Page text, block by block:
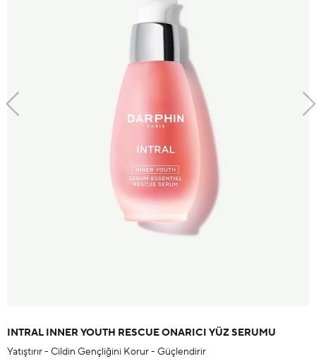
INTRAL INNER YOUTH RESCUE ONARICI YÜZ SERUMU
Yatıştırır - Cildin Gençliğini Korur - Güçlendirir